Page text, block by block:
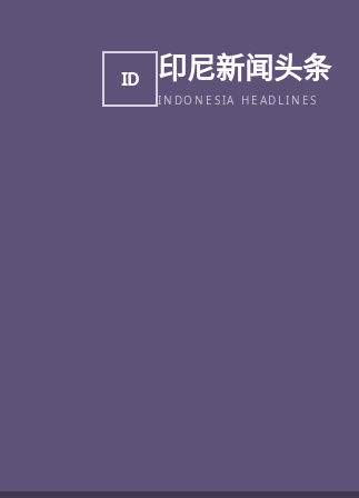
ID 印尼新闻头条
INDONESIA HEADLINES